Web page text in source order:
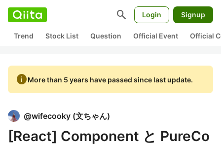
search Login Signup
Trend Stock List Question Official Event Official
infoMore than 5 years have passed since last update.
@wifecooky (文ちゃん)
[React] Component と PureCo